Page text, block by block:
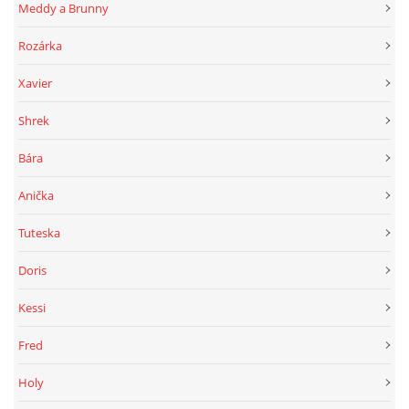
Meddy a Brunny
Rozárka
Xavier
Shrek
Bára
Anička
Tuteska
Doris
Kessi
Fred
Holy